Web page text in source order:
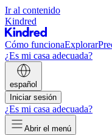
Ir al contenido
Kindred
Cómo funcionaExplorar
¿Es mi casa adecuada?
español
Iniciar sesión
¿Es mi casa adecuada?
Abrir el menú